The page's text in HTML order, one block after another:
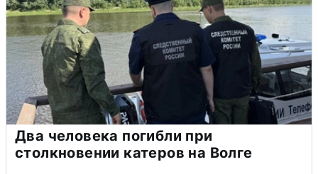
Два человека погибли при
столкновении катеров на Волге